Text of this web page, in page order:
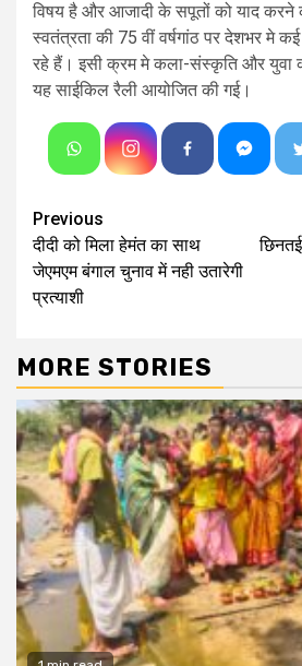
विषय है और आजादी के सपूतों को याद करने
स्वतंत्रता की 75 वीं वर्षगांठ पर देशभर मे
रहे हैं। इसी क्रम मे कला-संस्कृति और युवा
यह साईकिल रैली आयोजित की गई।
Continue
Reading
Previous
दीदी को मिला हेमंत का साथ
जेएमएम बंगाल चुनाव में नही उतारेगी
प्रत्याशी
MORE STORIES